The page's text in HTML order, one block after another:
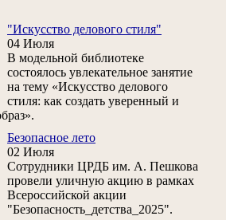
"Искусство делового стиля"
04 Июля
В модельной библиотеке
состоялось увлекательное занятие
на тему «Искусство делового
стиля: как создать уверенный и
Безопасное лето
02 Июля
Сотрудники ЦРДБ им. А. Пешкова
провели уличную акцию в рамках
Всероссийской акции
"Безопасность_детства_2025".